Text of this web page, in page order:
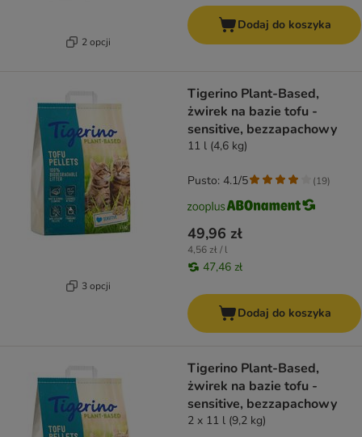
2 opcji
Dodaj do koszyka
3 opcji
Tigerino Plant-Based,
żwirek na bazie tofu -
sensitive, bezzapachowy
11 l (4,6 kg)
49,96 zł
4,56 zł / l
47,46 zł
Pusto: 4.1/5 (19)
Dodaj do koszyka
Tigerino Plant-Based,
żwirek na bazie tofu -
sensitive, bezzapachowy
2 x 11 l (9,2 kg)